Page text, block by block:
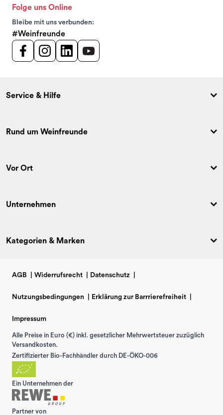
Folge uns Online
Bleibe mit uns verbunden:
#Weinfreunde
Service & Hilfe
Rund um Weinfreunde
Vor Ort
Unternehmen
Kategorien & Marken
AGB Widerrufsrecht Datenschutz
Nutzungsbedingungen Erklärung zur Barrrierefreiheit
Impressum
Alle Preise in Euro (€) inkl. gesetzlicher Mehrwertsteuer zuzüglich
Versandkosten.
Zertifizierter Bio-Fachhändler durch DE-ÖKO-006
Ein Unternehmen der
Partner von